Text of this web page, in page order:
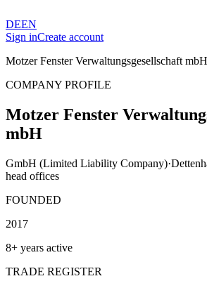
DEEN
Sign inCreate account
Motzer Fenster Verwaltungsgesellschaft mbH
COMPANY PROFILE
Motzer Fenster
mbH
GmbH (Limited Liability Company)·
head offices
FOUNDED
2017
8+ years active
TRADE REGISTER